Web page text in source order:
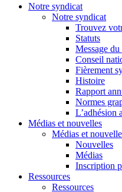
Notre syndicat
Notre syndicat
Trouvez
Statuts
Message
Conseil
Fièrement
Histoire
Rapport
Normes
L’adhésion
Médias et nouvelles
Médias et
Nouvelles
Médias
Inscription
Ressources
Ressources